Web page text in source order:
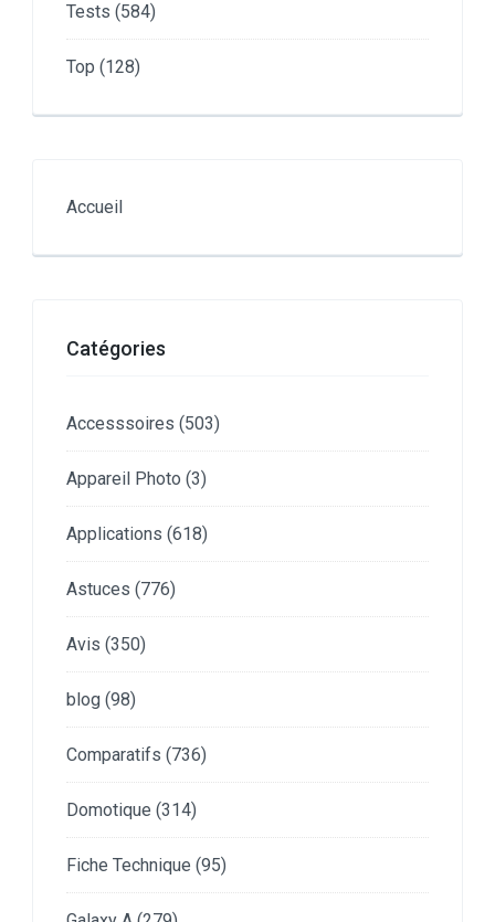
Tests (584)
Top (128)
Accueil
Catégories
Accesssoires (503)
Appareil Photo (3)
Applications (618)
Astuces (776)
Avis (350)
blog (98)
Comparatifs (736)
Domotique (314)
Fiche Technique (95)